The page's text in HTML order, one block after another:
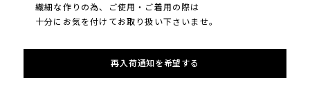
繊細な作りの為、ご使用・ご着用の際は
十分にお気を付けてお取り扱い下さいませ。
再入荷通知を希望する